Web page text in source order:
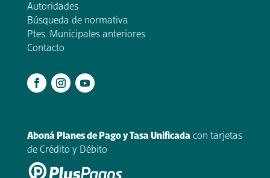
Autoridades
Búsqueda de normativa
Ptes. Municipales anteriores
Contacto
Aboná Planes de Pago y Tasa Unificada con tarjetas
de Crédito y Débito